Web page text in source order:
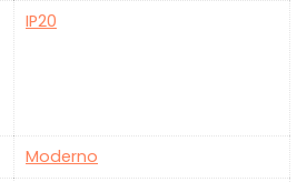
‎IP20
‎Moderno